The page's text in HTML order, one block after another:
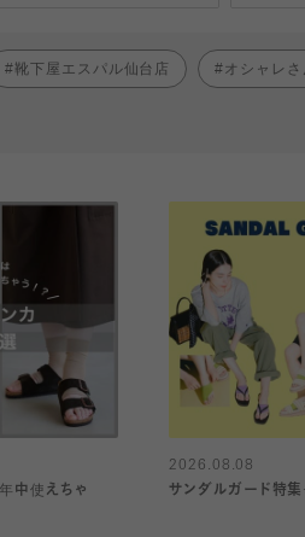
靴下屋エスパル仙台店 オシャレ
年中使えちゃ
2026.08.08
サンダルガード特集